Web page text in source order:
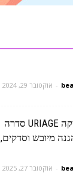
- אוקטובר 29, 2024
חדש ממותג הדרמו-קוסמטיקה URIAGE סדרה
מיובש וסדקים,
- אוקטובר 27, 2025